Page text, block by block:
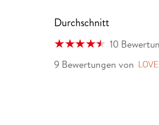
Durchschnitt
10
9 Bewertungen von